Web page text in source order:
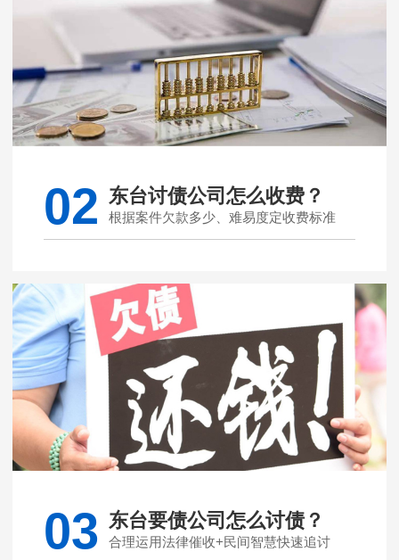
02 东台讨债公司怎么收费？
根据案件欠款多少、难易度定收费标准
03 东台要债公司怎么讨债？
合理运用法律催收+民间智慧快速追讨